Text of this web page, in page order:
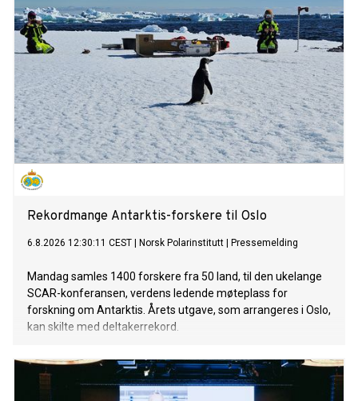
Rekordmange Antarktis-forskere til Oslo
6.8.2026 12:30:11 CEST Norsk Polarinstitutt Pressemelding
Mandag samles 1400 forskere fra 50 land, til den ukelange
SCAR-konferansen, verdens ledende møteplass for
forskning om Antarktis. Årets utgave, som arrangeres i Oslo,
kan skilte med deltakerrekord.